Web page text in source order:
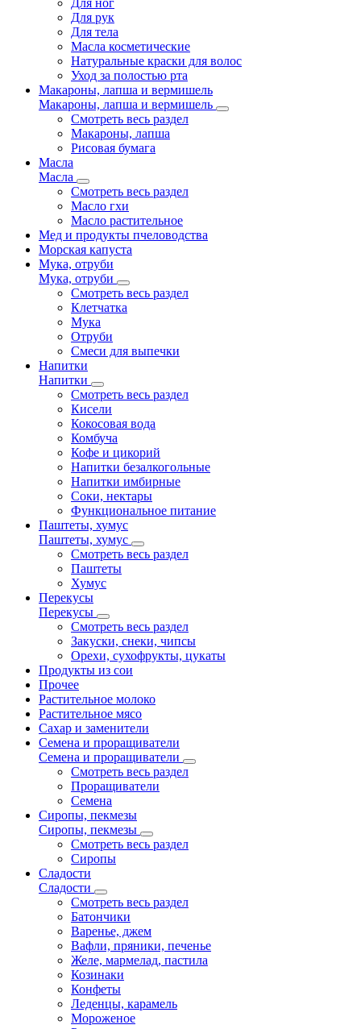
Для ног
Для рук
Для тела
Масла косметические
Натуральные краски для волос
Уход за полостью рта
Макароны, лапша и вермишель
Макароны, лапша и вермишель
Смотреть весь раздел
Макароны, лапша
Рисовая бумага
Масла
Масла
Смотреть весь раздел
Масло гхи
Масло растительное
Мед и продукты пчеловодства
Морская капуста
Мука, отруби
Мука, отруби
Смотреть весь раздел
Клетчатка
Мука
Отруби
Смеси для выпечки
Напитки
Напитки
Смотреть весь раздел
Кисели
Кокосовая вода
Комбуча
Кофе и цикорий
Напитки безалкогольные
Напитки имбирные
Соки, нектары
Функциональное питание
Паштеты, хумус
Паштеты, хумус
Смотреть весь раздел
Паштеты
Хумус
Перекусы
Перекусы
Смотреть весь раздел
Закуски, снеки, чипсы
Орехи, сухофрукты, цукаты
Продукты из сои
Прочее
Растительное молоко
Растительное мясо
Сахар и заменители
Семена и проращиватели
Семена и проращиватели
Смотреть весь раздел
Проращиватели
Семена
Сиропы, пекмезы
Сиропы, пекмезы
Смотреть весь раздел
Сиропы
Сладости
Сладости
Смотреть весь раздел
Батончики
Варенье, джем
Вафли, пряники, печенье
Желе, мармелад, пастила
Козинаки
Конфеты
Леденцы, карамель
Мороженое